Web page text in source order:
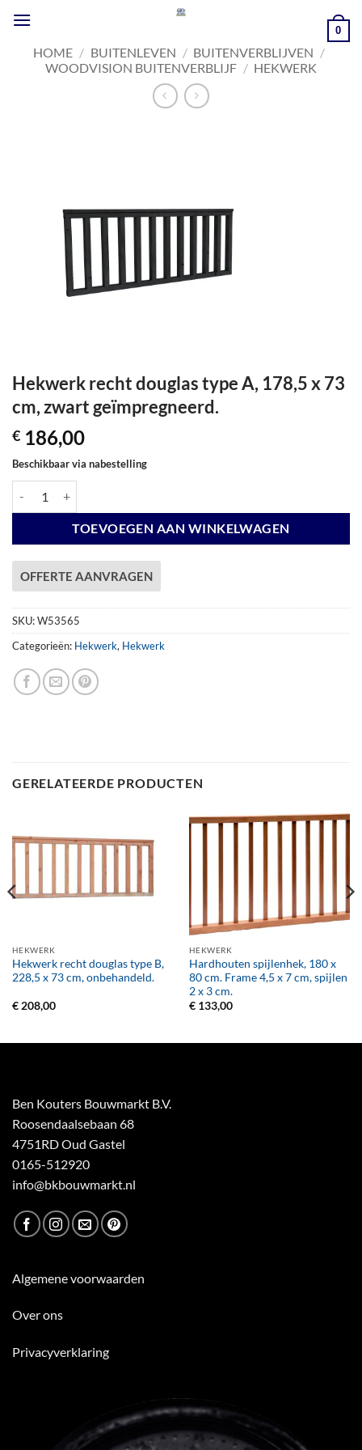
naar
inhoud
0
HOME / BUITENLEVEN / BUITENVERBLIJVEN /
WOODVISION BUITENVERBLIJF / HEKWERK
Hekwerk recht douglas type A, 178,5 x 73
cm, zwart geïmpregneerd.
€ 186,00
Beschikbaar via nabestelling
TOEVOEGEN AAN WINKELWAGEN
OFFERTE AANVRAGEN
SKU:W53565
Categorieën: Hekwerk, Hekwerk
GERELATEERDE PRODUCTEN
HEKWERK
Hekwerk recht douglas type B,
228,5 x 73 cm, onbehandeld.
€208,00
HEKWERK
Hardhouten spijlenhek, 180 x
80 cm. Frame 4,5 x 7 cm, spijlen
2 x 3 cm.
€133,00
Ben Kouters Bouwmarkt B.V.
Roosendaalsebaan 68
4751RD Oud Gastel
0165-512920
info@bkbouwmarkt.nl
Algemene voorwaarden
Over ons
Privacyverklaring